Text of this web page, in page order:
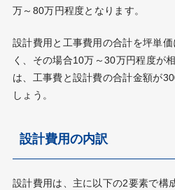
万～80万円程度となります。
設計費用と工事費用の合計を坪単
く、その場合10万～30万円程度が
は、工事費と設計費の合計金額が
しょう。
設計費用の内訳
設計費用は、主に以下の2要素で構